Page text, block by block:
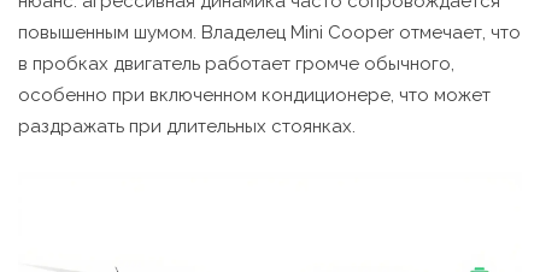
повышенным шумом. Владелец Mini Cooper отмечает, что
в пробках двигатель работает громче обычного,
особенно при включенном кондиционере, что может
раздражать при длительных стоянках.